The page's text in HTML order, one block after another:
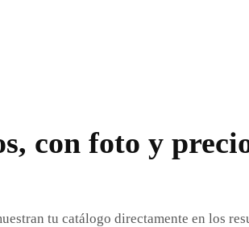
con foto y
tu catálogo directamente en los